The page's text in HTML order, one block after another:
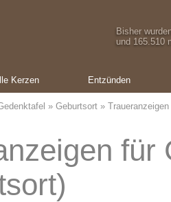
Bisher
und 165.510
Kerzen Entzünden
» Geburtsort »
für